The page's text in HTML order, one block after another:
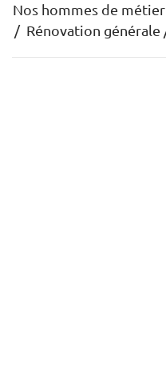
Nos hommes de métier
Rénovation générale